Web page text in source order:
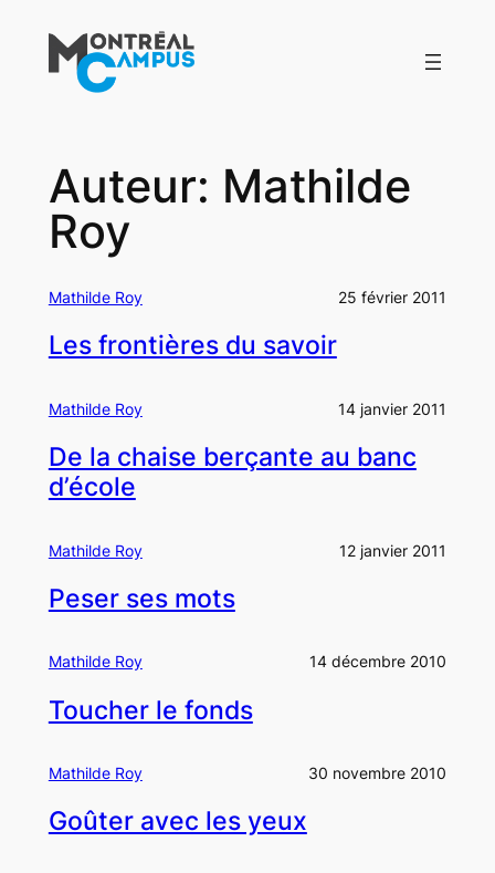
contenu
Auteur: Mathilde
Roy
Mathilde Roy 25 février 2011
Les frontières du savoir
Mathilde Roy 14 janvier 2011
De la chaise berçante au banc
d’école
Mathilde Roy 12 janvier 2011
Peser ses mots
Mathilde Roy 14 décembre 2010
Toucher le fonds
Mathilde Roy 30 novembre 2010
Goûter avec les yeux